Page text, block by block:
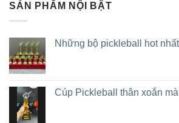
SẢN PHẨM NỘI BẬT
Những bộ pickleball hot
Cúp Pickleball thân xoắn